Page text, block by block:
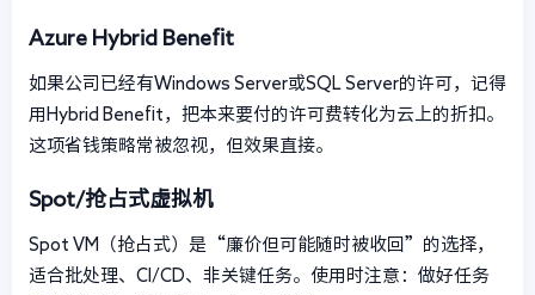
Azure Hybrid Benefit
如果公司已经有Windows Server或SQL Server的许可，记得
用Hybrid Benefit，把本来要付的许可费转化为云上的折扣。
这项省钱策略常被忽视，但效果直接。
Spot/抢占式虚拟机
Spot VM（抢占式）是“廉价但可能随时被收回”的选择，
适合批处理、CI/CD、非关键任务。使用时注意：做好任务